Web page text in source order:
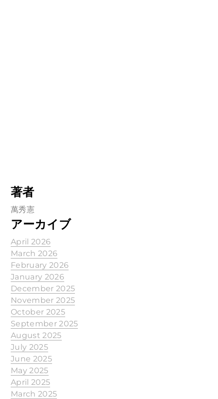
著者
萬秀憲
アーカイブ
April 2026
March 2026
February 2026
January 2026
December 2025
November 2025
October 2025
September 2025
August 2025
July 2025
June 2025
May 2025
April 2025
March 2025